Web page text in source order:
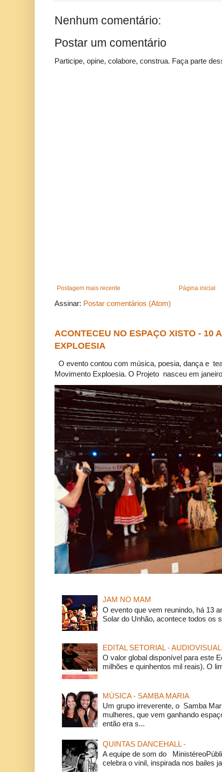
Nenhum comentário:
Postar um comentário
Participe, opine, colabore, construa. Faça parte
Postagem mais recente Página inicial
Assinar: Postar comentários (Atom)
ACONTECEU NO ESPAÇO XISTO - 10
EXPLOESIA
O evento contou com música, poesia, dança e
Movimento Exploesia. O Projeto nasceu em
JAM NO MAM
O evento que vem reunindo, há 13
Solar do Unhão, acontece todos os
EDITAL SETORIAL - AUDIOVISUAL
O valor global disponível para este
milhões e quinhentos mil reais). O
MÚSICA - SAMBA MARIA
Um grupo irreverente, o Samba
mulheres, que vem ganhando
então era s...
QUINTAS DANCEHALL -
A equipe de som do
celebra o vinil, inspirada nos bailes